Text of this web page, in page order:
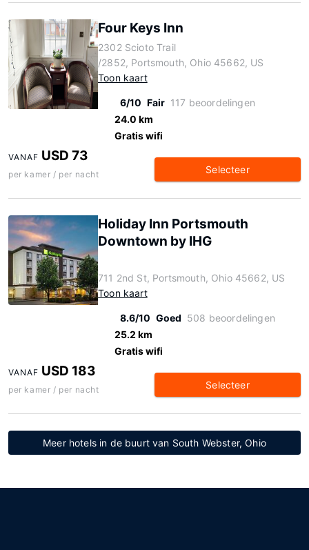
Four Keys Inn
2302 Scioto Trail
/2852, Portsmouth, Ohio 45662, US
Toon kaart
6/10 Fair 117 beoordelingen
24.0 km
Gratis wifi
VANAF USD 73
per kamer / per nacht Selecteer
Holiday Inn Portsmouth
Downtown by IHG
711 2nd St, Portsmouth, Ohio 45662, US
Toon kaart
8.6/10 Goed 508 beoordelingen
25.2 km
Gratis wifi
VANAF USD 183
per kamer / per nacht Selecteer
Meer hotels in de buurt van South Webster, Ohio